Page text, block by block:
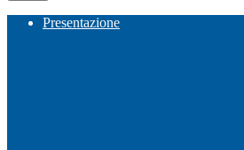
Presentazione